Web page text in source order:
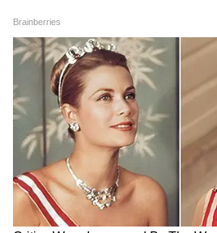
उन्होंने कहा कि राज्य सरकार ने
प्रमुख वैश्विक शिखर सम्मेलन से
जिला-स्तरीय औद्योगिक ताकत व
प्रदर्शित करने के लिए क्षेत्रीय
संतुलित विकास के प्रधानमंत्री के
मुख्यमंत्री ने कहा, "वाइब्रेंट
News (राष्ट्रीय समाचार) and
headlines from India on